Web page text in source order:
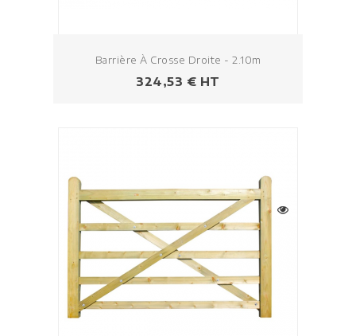
Barrière À Crosse Droite - 2.10m
Prezzo
324,53 € HT